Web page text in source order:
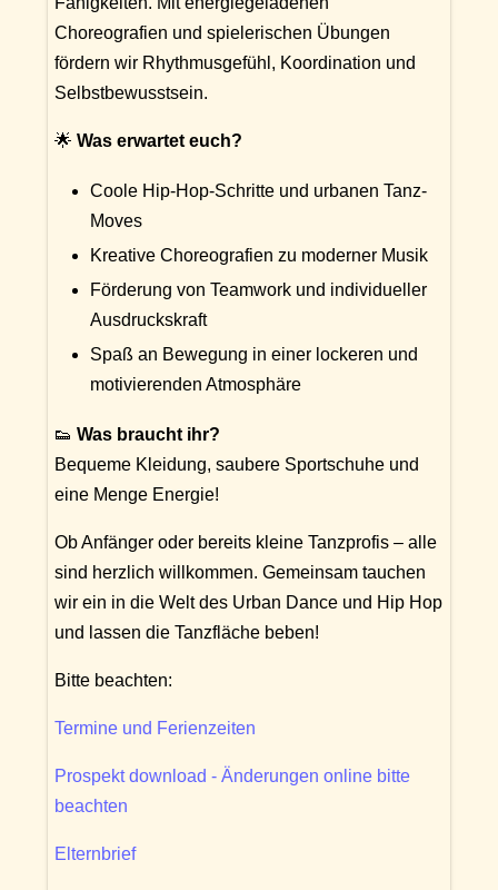
Choreografien und spielerischen Übungen
fördern wir Rhythmusgefühl, Koordination und
Selbstbewusstsein.
🌟 Was erwartet euch?
Coole Hip-Hop-Schritte und urbanen Tanz-
Moves
Kreative Choreografien zu moderner Musik
Förderung von Teamwork und individueller
Ausdruckskraft
Spaß an Bewegung in einer lockeren und
motivierenden Atmosphäre
👟 Was braucht ihr?
Bequeme Kleidung, saubere Sportschuhe und
eine Menge Energie!
Ob Anfänger oder bereits kleine Tanzprofis – alle
sind herzlich willkommen. Gemeinsam tauchen
wir ein in die Welt des Urban Dance und Hip Hop
und lassen die Tanzfläche beben!
Bitte beachten:
Termine und Ferienzeiten
Prospekt download - Änderungen online bitte
beachten
Elternbrief